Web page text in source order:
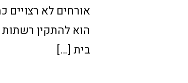
אורחים לא רצויים
הוא להתקין
בית […]